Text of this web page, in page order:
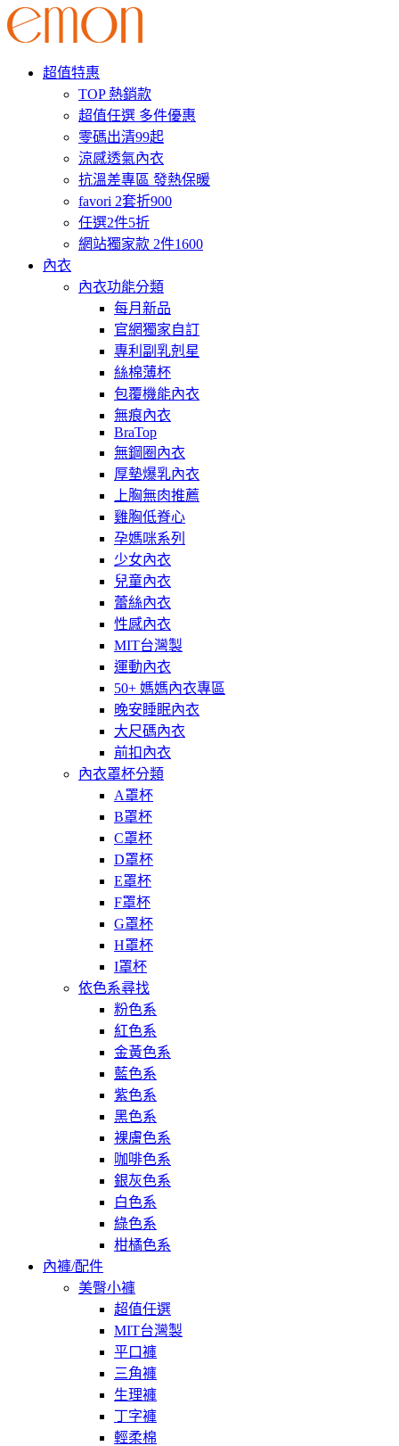
超值特惠
TOP 熱銷款
超值任選 多件優惠
零碼出清99起
涼感透氣內衣
抗溫差專區 發熱保暖
favori 2套折900
任選2件5折
網站獨家款 2件1600
內衣
內衣功能分類
每月新品
官網獨家自訂
專利副乳剋星
絲棉薄杯
包覆機能內衣
無痕內衣
BraTop
無鋼圈內衣
厚墊爆乳內衣
上胸無肉推薦
雞胸低脊心
孕媽咪系列
少女內衣
兒童內衣
蕾絲內衣
性感內衣
MIT台灣製
運動內衣
50+ 媽媽內衣專區
晚安睡眠內衣
大尺碼內衣
前扣內衣
內衣罩杯分類
A罩杯
B罩杯
C罩杯
D罩杯
E罩杯
F罩杯
G罩杯
H罩杯
I罩杯
依色系尋找
粉色系
紅色系
金黃色系
藍色系
紫色系
黑色系
裸膚色系
咖啡色系
銀灰色系
白色系
綠色系
柑橘色系
內褲/配件
美臀小褲
超值任選
MIT台灣製
平口褲
三角褲
生理褲
丁字褲
輕柔棉